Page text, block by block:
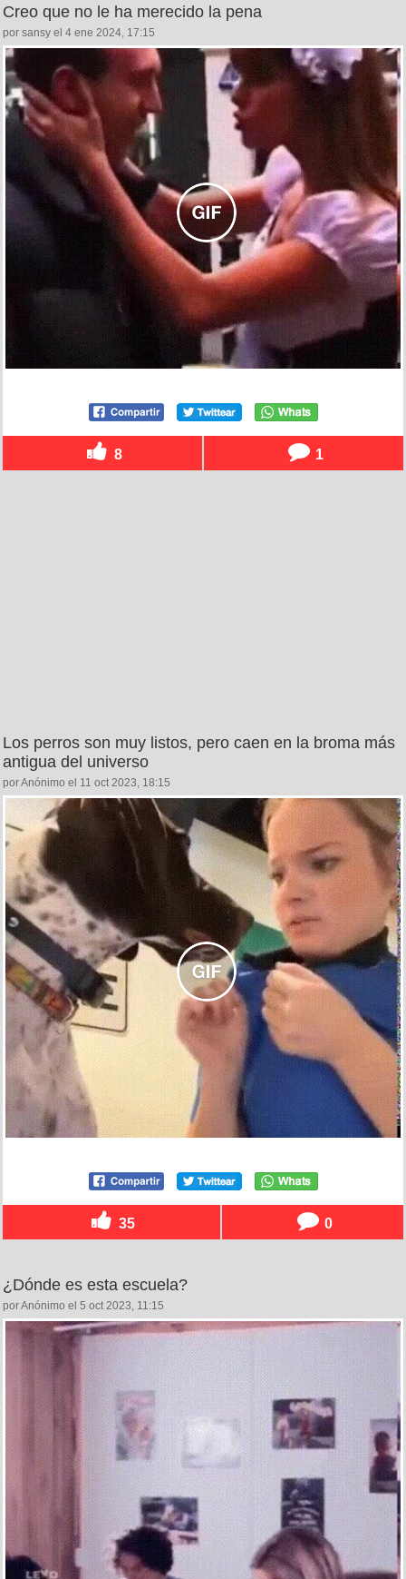
Creo que no le ha merecido la pena
por sansy el 4 ene 2024, 17:15
8 1
Los perros son muy listos, pero caen en la broma más
antigua del universo
por Anónimo el 11 oct 2023, 18:15
35 0
¿Dónde es esta escuela?
por Anónimo el 5 oct 2023, 11:15